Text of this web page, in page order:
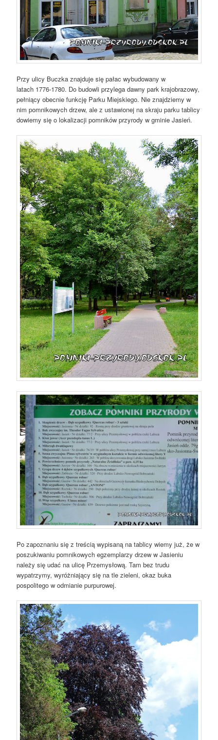
Przy ulicy Buczka znajduje się pałac wybudowany w
latach 1776-1780. Do budowli przylega dawny park krajobrazowy,
pełniący obecnie funkcję Parku Miejskiego. Nie znajdziemy w
nim pomnikowych drzew, ale z ustawionej na skraju parku tablicy
dowiemy się o lokalizacji pomników przyrody w gminie Jasień.
Po zapoznaniu się z treścią wypisaną na tablicy wiemy już, że w
poszukiwaniu pomnikowych egzemplarzy drzew w Jasieniu
należy się udać na ulicę Przemysłową. Tam bez trudu
wypatrzymy, wyróżniający się na tle zieleni, okaz buka
pospolitego w odmianie purpurowej.